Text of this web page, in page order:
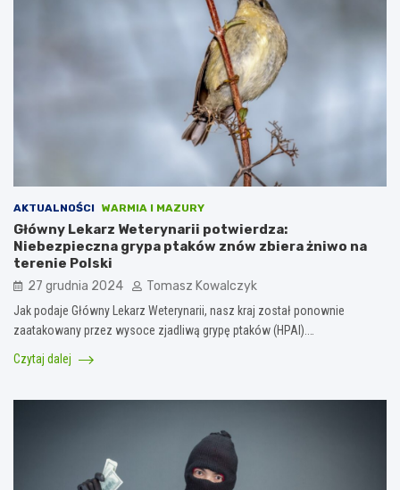
AKTUALNOŚCI WARMIA I MAZURY
Główny Lekarz Weterynarii potwierdza:
Niebezpieczna grypa ptaków znów zbiera żniwo na
terenie Polski
27 grudnia 2024 Tomasz Kowalczyk
Jak podaje Główny Lekarz Weterynarii, nasz kraj został ponownie
zaatakowany przez wysoce zjadliwą grypę ptaków (HPAI).…
Czytaj dalej